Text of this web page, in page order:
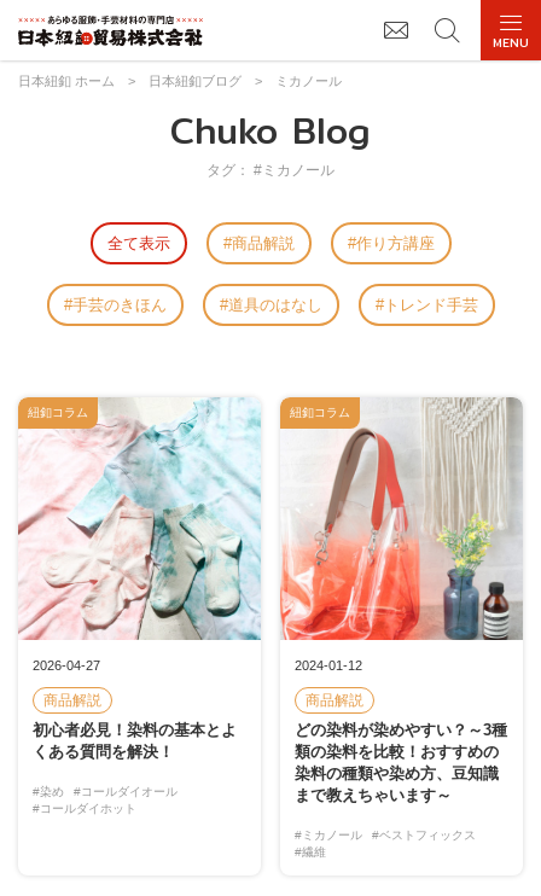
日本紐釦 ホーム > 日本紐釦ブログ > ミカノール
Chuko Blog
タグ： #ミカノール
全て表示 商品解説 作り方講座
手芸のきほん 道具のはなし トレンド手芸
2026-04-27
商品解説
初心者必見！染料の基本とよ
くある質問を解決！
#染め
#コールダイオール
#コールダイホット
紐釦コラム
2024-01-12
商品解説
どの染料が染めやすい？～3種
類の染料を比較！おすすめの
染料の種類や染め方、豆知識
まで教えちゃいます～
#ミカノール
#ベストフィックス
#繊維
紐釦コラム